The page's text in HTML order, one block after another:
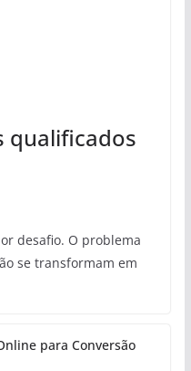
qualificados
desafio. O problema
se transformam em
para Conversão